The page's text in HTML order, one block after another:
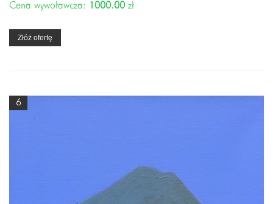
Cena wywoławcza: 1000.00 zł
Złóż ofertę
6